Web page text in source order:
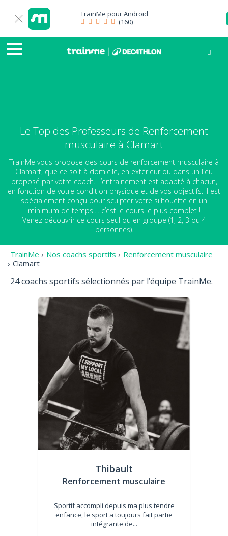
TrainMe pourAndroid
(160)
Le Top des Professeurs de Renforcement
musculaire à Clamart
TrainMe vous propose des cours de renforcement musculaire à
Clamart, que ce soit à domicile, en extérieur ou dans un lieu
proposé par votre coach. L’entrainement est adapté à chacun,
en fonction de votre condition physique et de vos objectifs. Il est
spécialement conçu pour sculpter votre silhouette en un
minimum de temps.... c’est le cours le plus complet !
Venez découvrir ce cours seul ou en groupe (1, 2, 3 ou 4
personnes).
TrainMe › Nos coachs sportifs › Renforcement musculaire
› Clamart
24 coachs sportifs sélectionnés par l’équipe TrainMe.
Thibault
Renforcement musculaire
Sportif accompli depuis ma plus tendre
enfance, le sport a toujours fait partie
intégrante de...